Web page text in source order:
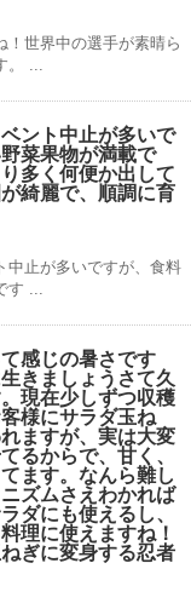
！世界中の選手が素晴ら
...
ント中止が多いで
菜果物が満載で
多く何便か出して
綺麗で、順調に育
中止が多いですが、食料
...
感じの暑さです
きましょうさて久
現在少しずつ収穫
様にサラダ玉ね
ますが、実は大変
るからで、甘く、
ます。なんら難し
ズムさえわかれば
ダにも使えるし、
理に使えますね！
ぎに変身する忍者